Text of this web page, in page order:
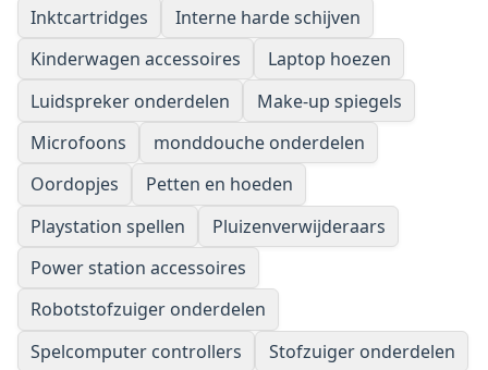
Inktcartridges
Interne harde schijven
Kinderwagen accessoires
Laptop hoezen
Luidspreker onderdelen
Make-up spiegels
Microfoons
monddouche onderdelen
Oordopjes
Petten en hoeden
Playstation spellen
Pluizenverwijderaars
Power station accessoires
Robotstofzuiger onderdelen
Spelcomputer controllers
Stofzuiger onderdelen